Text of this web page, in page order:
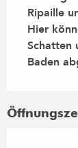
Ripaille
Hier
Schatten
Baden